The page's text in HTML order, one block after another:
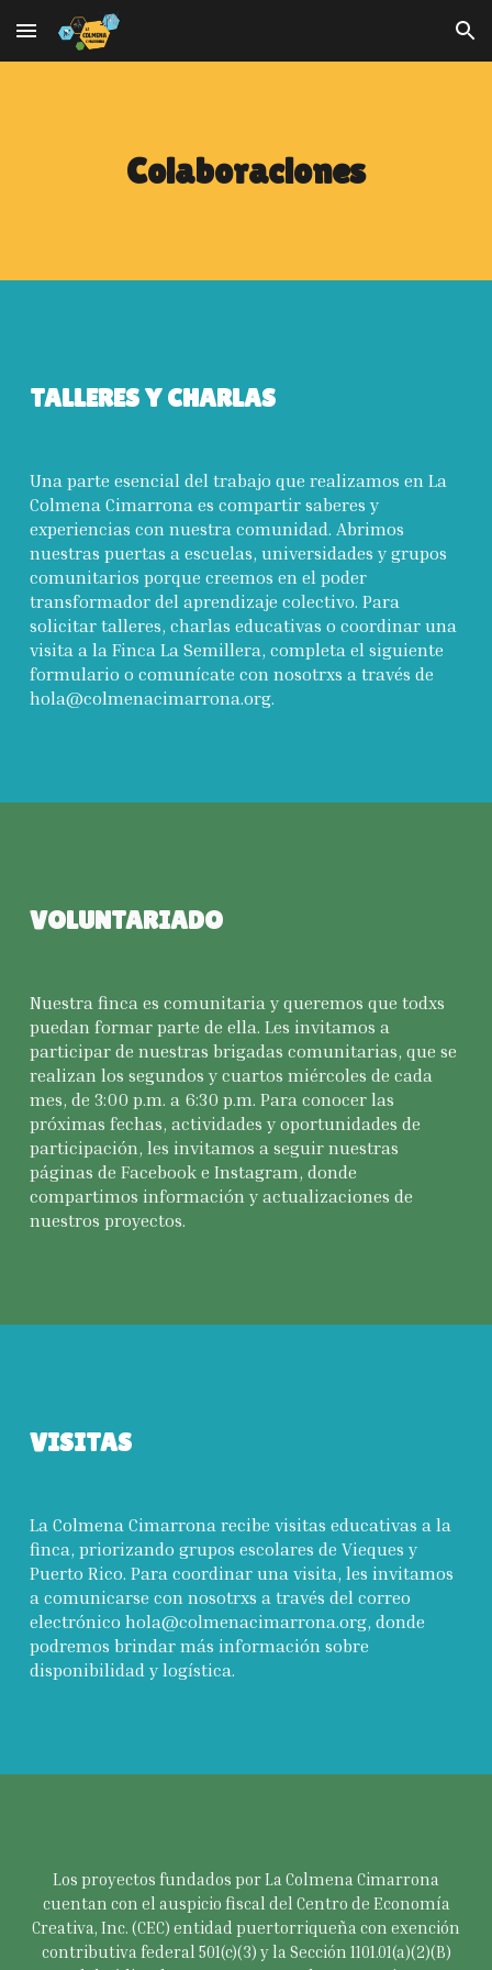
Skip to main content Skip to navigation
Colaboraciones
TALLERES Y CHARLAS
Una parte esencial del trabajo que realizamos en La
Colmena Cimarrona es compartir saberes y
experiencias con nuestra comunidad. Abrimos
nuestras puertas a escuelas, universidades y grupos
comunitarios porque creemos en el poder
transformador del aprendizaje colectivo. Para
solicitar talleres, charlas educativas o coordinar una
visita a la Finca La Semillera, completa el siguiente
formulario o comunícate con nosotrxs a través de
hola@colmenacimarrona.org.
VOLUNTARIADO
Nuestra finca es comunitaria y queremos que todxs
puedan formar parte de ella. Les invitamos a
participar de nuestras brigadas comunitarias, que se
realizan los segundos y cuartos miércoles de cada
mes, de 3:00 p.m. a 6:30 p.m. Para conocer las
próximas fechas, actividades y oportunidades de
participación, les invitamos a seguir nuestras
páginas de Facebook e Instagram, donde
compartimos información y actualizaciones de
nuestros proyectos.
VISITAS
La Colmena Cimarrona recibe visitas educativas a la
finca, priorizando grupos escolares de Vieques y
Puerto Rico. Para coordinar una visita, les invitamos
a comunicarse con nosotrxs a través del correo
electrónico hola@colmenacimarrona.org, donde
podremos brindar más información sobre
disponibilidad y logística.
Los proyectos fundados por La Colmena Cimarrona
cuentan con el auspicio fiscal del Centro de Economía
Creativa, Inc. (CEC) entidad puertorriqueña con exención
contributiva federal 501(c)(3) y la Sección 1101.01(a)(2)(B)